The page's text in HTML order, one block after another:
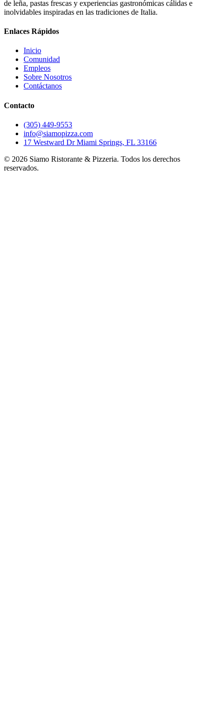
de leña, pastas frescas y experiencias gastronómicas cálidas e
inolvidables inspiradas en las tradiciones de Italia.
Enlaces Rápidos
Inicio
Comunidad
Empleos
Sobre Nosotros
Contáctanos
Contacto
(305) 449-9553
info@siamopizza.com
17 Westward Dr Miami Springs, FL 33166
© 2026 Siamo Ristorante & Pizzeria. Todos los derechos
reservados.